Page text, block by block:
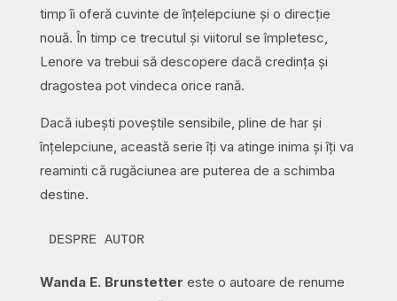
timp îi oferă cuvinte de înțelepciune și o direcție
nouă. În timp ce trecutul și viitorul se împletesc,
Lenore va trebui să descopere dacă credința și
dragostea pot vindeca orice rană.
Dacă iubești poveștile sensibile, pline de har și
înțelepciune, această serie îți va atinge inima și îți va
reaminti că rugăciunea are puterea de a schimba
destine.
DESPRE AUTOR
Wanda E. Brunstetter este o autoare de renume